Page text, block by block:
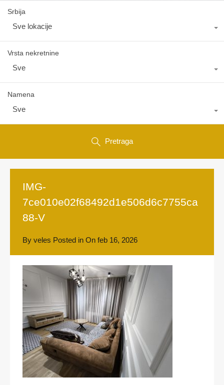
Srbija
Sve lokacije
Vrsta nekretnine
Sve
Namena
Sve
Pretraga
IMG-
7ce010e02f68492d1e506d6c7755ca
88-V
By veles Posted in On feb 16, 2026